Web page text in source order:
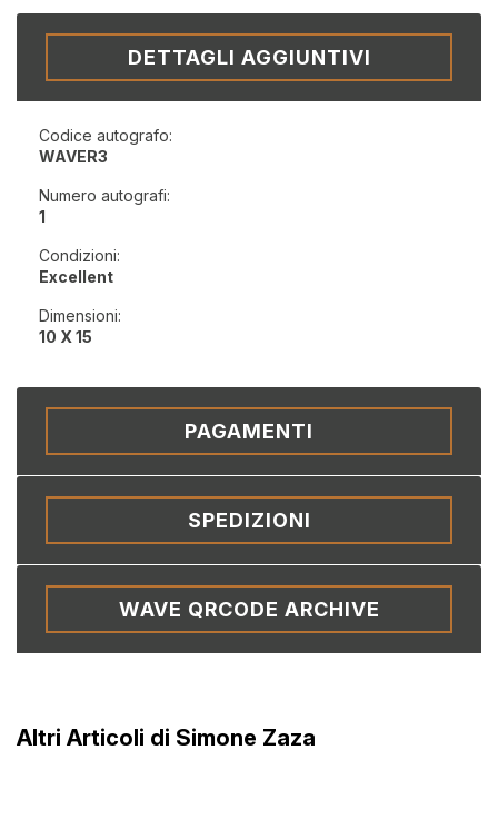
DETTAGLI AGGIUNTIVI
Codice autografo:
WAVER3
Numero autografi:
1
Condizioni:
Excellent
Dimensioni:
10 X 15
PAGAMENTI
SPEDIZIONI
WAVE QRCODE ARCHIVE
Altri Articoli di Simone Zaza